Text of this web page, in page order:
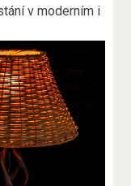
v moderním i